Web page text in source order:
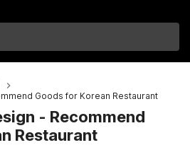
Goods for Korean Restaurant
- Recommend
Restaurant